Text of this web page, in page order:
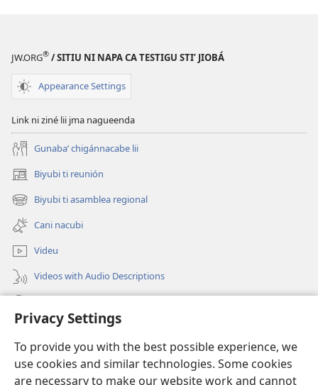
Privacy Settings
To provide you with the best possible experience, we
use cookies and similar technologies. Some cookies
are necessary to make our website work and cannot
JW.ORG® / SITIU NI NAPA CA TESTIGU STIʼ JIOBÁ
Appearance Settings
Link ni ziné lii jma nagueenda
Gunabaʼ chigánnacabe lii
Biyubi ti reunión
(opens
new
window)
Biyubi ti asamblea regional
(opens
new
window)
Cani nacubi
Videu
Videos with Audio Descriptions
(opens
window)BIBLIOTECA NI NUU LU INTERNET Watchtower™